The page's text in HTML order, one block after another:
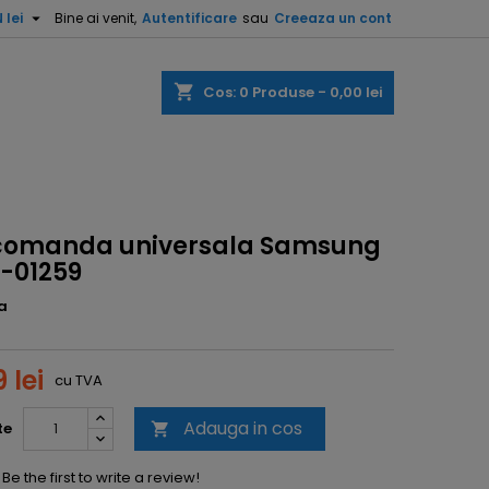
Bine ai venit, Autentificare sau Creeaza un cont
lei 
shopping_cart Cos: 0 Produse - 0,00 lei
universala Samsung
01259
lei cu TVA
 Adauga in cos
Be the first to write a review!